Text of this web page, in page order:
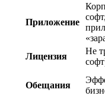
Приложение
Лицензия
Не
Обещания